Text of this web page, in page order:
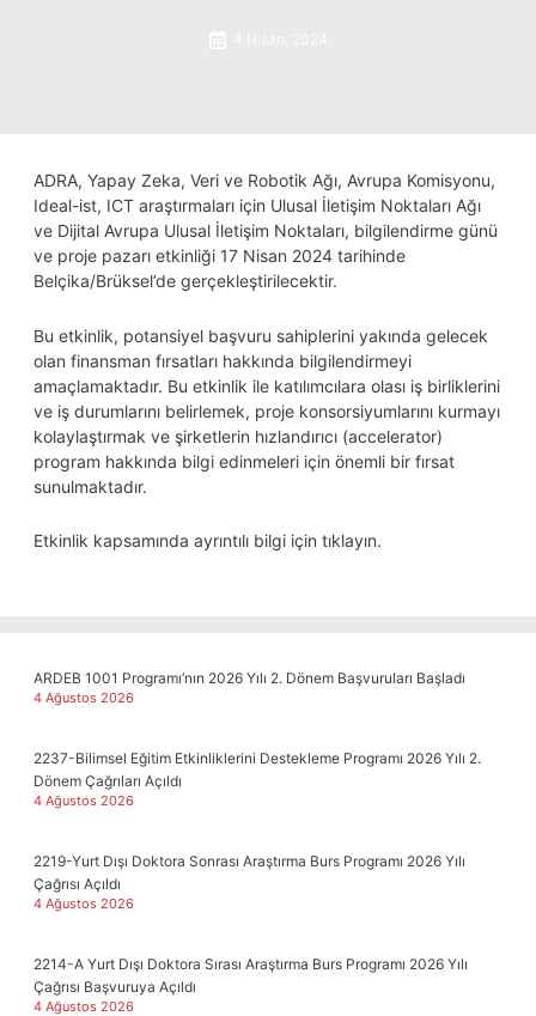
ADRA, Yapay Zeka, Veri ve Robotik Ağı, Avrupa Komisyonu,
Ideal-ist, ICT araştırmaları için Ulusal İletişim Noktaları Ağı
ve Dijital Avrupa Ulusal İletişim Noktaları, bilgilendirme günü
ve proje pazarı etkinliği 17 Nisan 2024 tarihinde
Belçika/Brüksel’de gerçekleştirilecektir.
Bu etkinlik, potansiyel başvuru sahiplerini yakında gelecek
olan finansman fırsatları hakkında bilgilendirmeyi
amaçlamaktadır. Bu etkinlik ile katılımcılara olası iş birliklerini
ve iş durumlarını belirlemek, proje konsorsiyumlarını kurmayı
kolaylaştırmak ve şirketlerin hızlandırıcı (accelerator)
program hakkında bilgi edinmeleri için önemli bir fırsat
sunulmaktadır.
Etkinlik kapsamında ayrıntılı bilgi için tıklayın.
ARDEB 1001 Programı’nın 2026 Yılı 2. Dönem Başvuruları Başladı
4 Ağustos 2026
2237-Bilimsel Eğitim Etkinliklerini Destekleme Programı 2026 Yılı 2.
Dönem Çağrıları Açıldı
4 Ağustos 2026
2219-Yurt Dışı Doktora Sonrası Araştırma Burs Programı 2026 Yılı
Çağrısı Açıldı
4 Ağustos 2026
2214-A Yurt Dışı Doktora Sırası Araştırma Burs Programı 2026 Yılı
Çağrısı Başvuruya Açıldı
4 Ağustos 2026